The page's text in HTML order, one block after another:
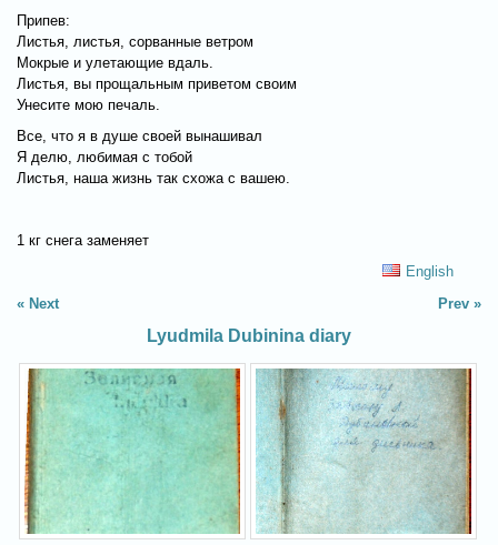
Припев:
Листья, листья, сорванные ветром
Мокрые и улетающие вдаль.
Листья, вы прощальным приветом своим
Унесите мою печаль.
Все, что я в душе своей вынашивал
Я делю, любимая с тобой
Листья, наша жизнь так схожа с вашею.
1 кг снега заменяет
English
Next
Prev
Lyudmila Dubinina diary